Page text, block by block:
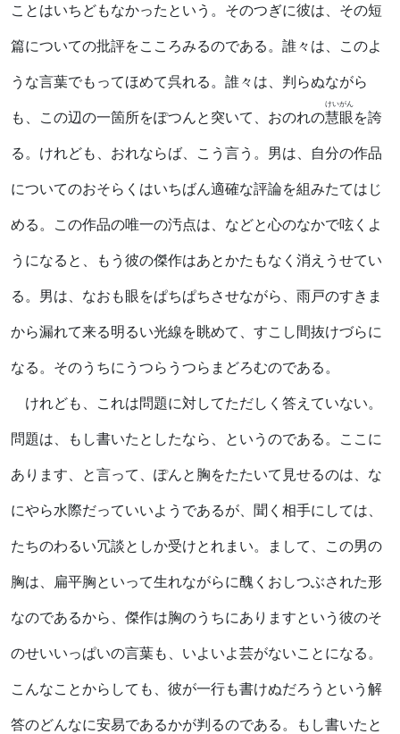
ことはいちどもなかったという。そのつぎに彼は、その短
篇についての批評をこころみるのである。誰々は、このよ
うな言葉でもってほめて呉れる。誰々は、判らぬながら
も、この辺の一箇所をぽつんと突いて、おのれの慧眼
けいがん
を誇
る。けれども、おれならば、こう言う。男は、自分の作品
についてのおそらくはいちばん適確な評論を組みたてはじ
める。この作品の唯一の汚点は、などと心のなかで呟くよ
うになると、もう彼の傑作はあとかたもなく消えうせてい
る。男は、なおも眼をぱちぱちさせながら、雨戸のすきま
から漏れて来る明るい光線を眺めて、すこし間抜けづらに
なる。そのうちにうつらうつらまどろむのである。
けれども、これは問題に対してただしく答えていない。
問題は、もし書いたとしたなら、というのである。ここに
あります、と言って、ぽんと胸をたたいて見せるのは、な
にやら水際だっていいようであるが、聞く相手にしては、
たちのわるい冗談としか受けとれまい。まして、この男の
胸は、扁平胸といって生れながらに醜くおしつぶされた形
なのであるから、傑作は胸のうちにありますという彼のそ
のせいいっぱいの言葉も、いよいよ芸がないことになる。
こんなことからしても、彼が一行も書けぬだろうという解
答のどんなに安易であるかが判るのである。もし書いたと